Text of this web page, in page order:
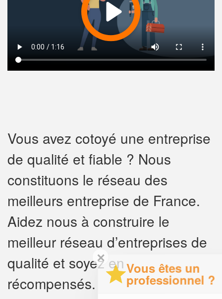
Vous avez cotoyé une entreprise
de qualité et fiable ? Nous
constituons le réseau des
meilleurs entreprise de France.
Aidez nous à construire le
meilleur réseau d’entreprises de
qualité et soyez en
récompensés.
✕
Vous êtes un
professionnel ?